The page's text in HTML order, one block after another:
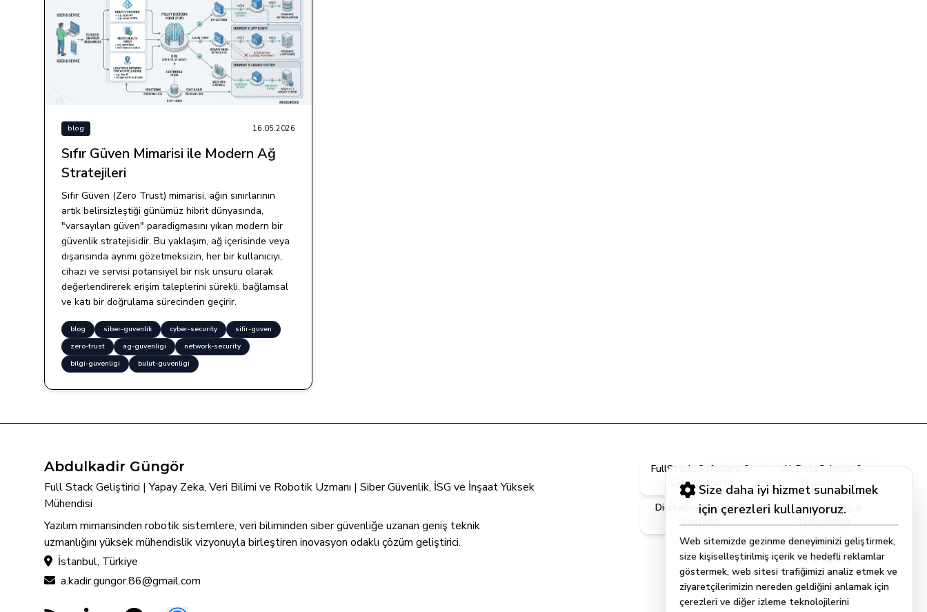
Size daha iyi hizmet sunabilmek
için çerezleri kullanıyoruz.
Web sitemizde gezinme deneyiminizi geliştirmek,
size kişiselleştirilmiş içerik ve hedefli reklamlar
göstermek, web sitesi trafiğimizi analiz etmek ve
ziyaretçilerimizin nereden geldiğini anlamak için
çerezleri ve diğer izleme teknolojilerini
blog 16.05.2026
Sıfır Güven Mimarisi ile Modern Ağ
Stratejileri
Sıfır Güven (Zero Trust) mimarisi, ağın sınırlarının
artık belirsizleştiği günümüz hibrit dünyasında,
"varsayılan güven" paradigmasını yıkan modern bir
güvenlik stratejisidir. Bu yaklaşım, ağ içerisinde veya
dışarısında ayrımı gözetmeksizin, her bir kullanıcıyı,
cihazı ve servisi potansiyel bir risk unsuru olarak
değerlendirerek erişim taleplerini sürekli, bağlamsal
ve katı bir doğrulama sürecinden geçirir.
blog siber-guvenlik cyber-security
sifir-guven
zero-trust
ag-guvenligi
network-security
bilgi-guvenligi
bulut-guvenligi
Abdulkadir Güngör
Full Stack Geliştirici | Yapay Zeka, Veri Bilimi ve Robotik Uzmanı | Siber Güvenlik, İSG ve İnşaat Yüksek
Mühendisi
Yazılım mimarisinden robotik sistemlere, veri biliminden siber güvenliğe uzanan geniş teknik
uzmanlığını yüksek mühendislik vizyonuyla birleştiren inovasyon odaklı çözüm geliştirici.
İstanbul, Türkiye
a.kadir.gungor.86@gmail.com
FullStack, Software &
Cybersecurity
AI, DataScience &
Robotics
DigitalEngineering &
Systems
CivilEngineering &
MScEngineer
OccupationalHealth,
ISG & Safety